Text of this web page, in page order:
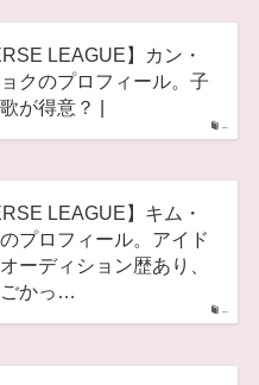
–
LEAGUE】カン・
クのプロフィール。子
が得意？ |
–
LEAGUE】キム・
プロフィール。アイド
ーディション歴あり、
かっ…